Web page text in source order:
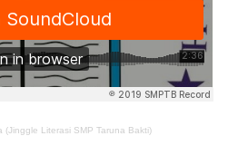
(Jinggle Literasi SMP Taruna Bakti)